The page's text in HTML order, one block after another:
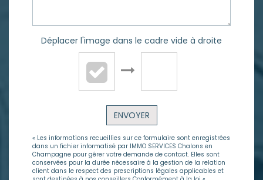
Déplacer l'image dans le cadre vide à droite
ENVOYER
« Les informations recueillies sur ce formulaire sont enregistrées
dans un fichier informatisé par IMMO SERVICES Chalons en
Champagne pour gérer votre demande de contact. Elles sont
conservées pour la durée nécessaire à la gestion de la relation
client dans le respect des prescriptions légales applicables et